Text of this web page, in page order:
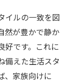
イルの一致を図
然が豊かで静か
好です。これに
備えた生活スタ
、家族向けに